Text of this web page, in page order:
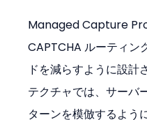
Managed Capture
CAPTCHA ルーティン
ドを減らすように設計
テクチャでは、サーバ
ターンを模倣するよう